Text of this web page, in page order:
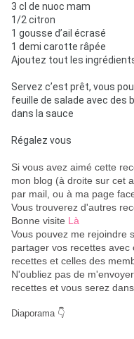
3 cl de nuoc mam
1/2 citron
1 gousse d’ail écrasé
1 demi carotte râpée
Ajoutez tout les
Servez c’est prêt, vous
feuille de salade avec des
dans la sauce
Régalez vous
Si vous avez aimé cette
mon blog (à droite sur cet
par mail, ou à ma page
Vous trouverez d'autres
Bonne visite Là
Vous pouvez me rejoindre
partager vos recettes
recettes et celles des
N'oubliez pas de
recettes et vous serez
Diaporama 👇